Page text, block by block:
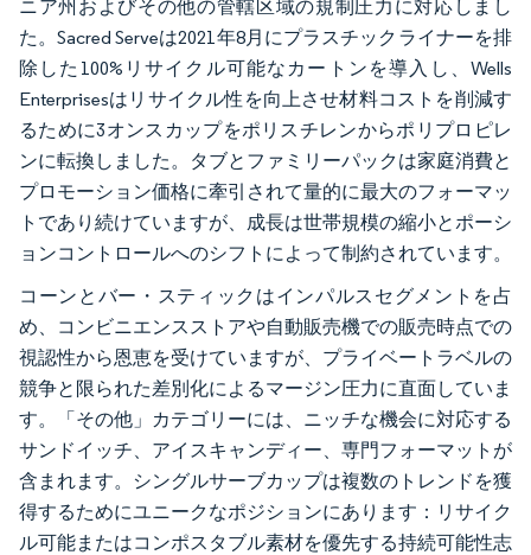
ニア州およびその他の管轄区域の規制圧力に対応しまし
た。Sacred Serveは2021年8月にプラスチックライナーを排
除した100%リサイクル可能なカートンを導入し、Wells
Enterprisesはリサイクル性を向上させ材料コストを削減す
るために3オンスカップをポリスチレンからポリプロピレ
ンに転換しました。タブとファミリーパックは家庭消費と
プロモーション価格に牽引されて量的に最大のフォーマッ
トであり続けていますが、成長は世帯規模の縮小とポーシ
ョンコントロールへのシフトによって制約されています。
コーンとバー・スティックはインパルスセグメントを占
め、コンビニエンスストアや自動販売機での販売時点での
視認性から恩恵を受けていますが、プライベートラベルの
競争と限られた差別化によるマージン圧力に直面していま
す。「その他」カテゴリーには、ニッチな機会に対応する
サンドイッチ、アイスキャンディー、専門フォーマットが
含まれます。シングルサーブカップは複数のトレンドを獲
得するためにユニークなポジションにあります：リサイク
ル可能またはコンポスタブル素材を優先する持続可能性志